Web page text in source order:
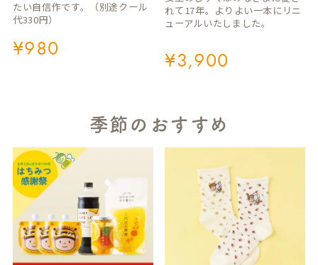
¥980
たい自信作です。（別途クール
代330円）
¥3,900
れて17年。よりよい一本にリニ
ューアルいたしました。
季節のおすすめ